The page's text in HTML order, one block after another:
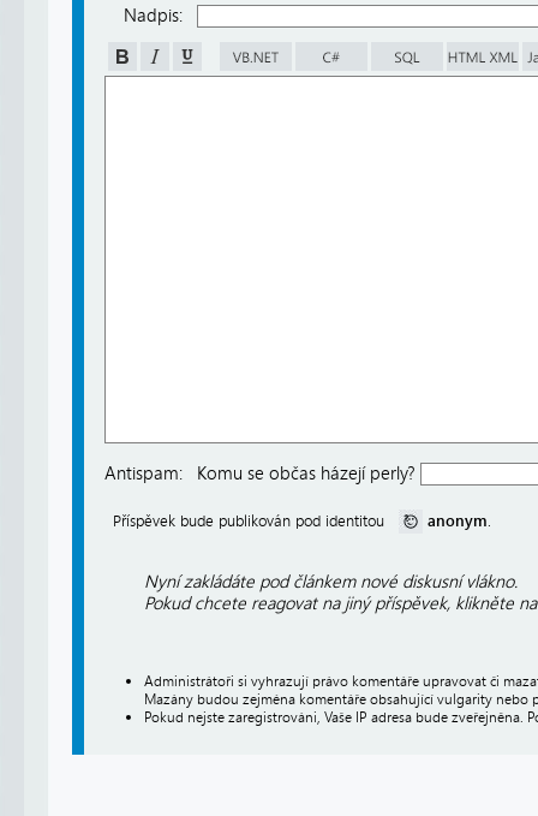
Nadpis:
Antispam: Komu se občas házejí perly?
Příspěvek bude publikován pod identitou anonym.
Nyní zakládáte pod článkem nové diskusní vlákno.
Pokud chcete reagovat na jiný příspěvek, klikněte
Administrátoři si vyhrazují právo komentáře upravovat či
Mazány budou zejména komentáře obsahující vulgarity nebo
Pokud nejste zaregistrováni, Vaše IP adresa bude